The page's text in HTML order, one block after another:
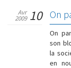
On
Avr
2009 10
On
son
la
en